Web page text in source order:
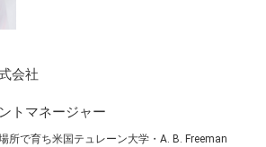
会社
トマネージャー
所で育ち米国テュレーン大学・A. B. Freeman